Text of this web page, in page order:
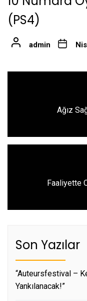
(PS4)
admin
Ağız
Faaliyette
Son Yazılar
“Auteursfestival –
Yankılanacak!”